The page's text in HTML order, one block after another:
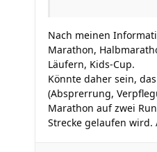
Nach meinen
Marathon,
Läufern, Kids-Cup.
Könnte daher sein,
(Absprerrung,
Marathon auf zwei
Strecke gelaufen wird.